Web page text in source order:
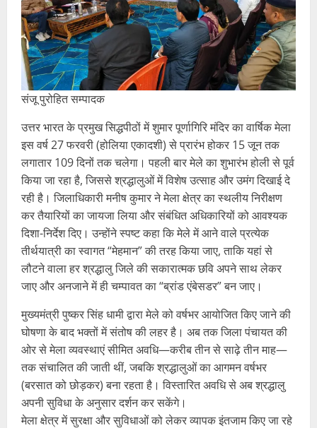
संजू पुरोहित सम्पादक
उत्तर भारत के प्रमुख सिद्धपीठों में शुमार पूर्णागिरि मंदिर का वार्षिक मेला
इस वर्ष 27 फरवरी (होलिया एकादशी) से प्रारंभ होकर 15 जून तक
लगातार 109 दिनों तक चलेगा। पहली बार मेले का शुभारंभ होली से पूर्व
किया जा रहा है, जिससे श्रद्धालुओं में विशेष उत्साह और उमंग दिखाई दे
रही है। जिलाधिकारी मनीष कुमार ने मेला क्षेत्र का स्थलीय निरीक्षण
कर तैयारियों का जायजा लिया और संबंधित अधिकारियों को आवश्यक
दिशा-निर्देश दिए। उन्होंने स्पष्ट कहा कि मेले में आने वाले प्रत्येक
तीर्थयात्री का स्वागत “मेहमान” की तरह किया जाए, ताकि यहां से
लौटने वाला हर श्रद्धालु जिले की सकारात्मक छवि अपने साथ लेकर
जाए और अनजाने में ही चम्पावत का “ब्रांड एंबेसडर” बन जाए।
मुख्यमंत्री पुष्कर सिंह धामी द्वारा मेले को वर्षभर आयोजित किए जाने की
घोषणा के बाद भक्तों में संतोष की लहर है। अब तक जिला पंचायत की
ओर से मेला व्यवस्थाएं सीमित अवधि—करीब तीन से साढ़े तीन माह—
तक संचालित की जाती थीं, जबकि श्रद्धालुओं का आगमन वर्षभर
(बरसात को छोड़कर) बना रहता है। विस्तारित अवधि से अब श्रद्धालु
अपनी सुविधा के अनुसार दर्शन कर सकेंगे।
मेला क्षेत्र में सुरक्षा और सुविधाओं को लेकर व्यापक इंतजाम किए जा रहे